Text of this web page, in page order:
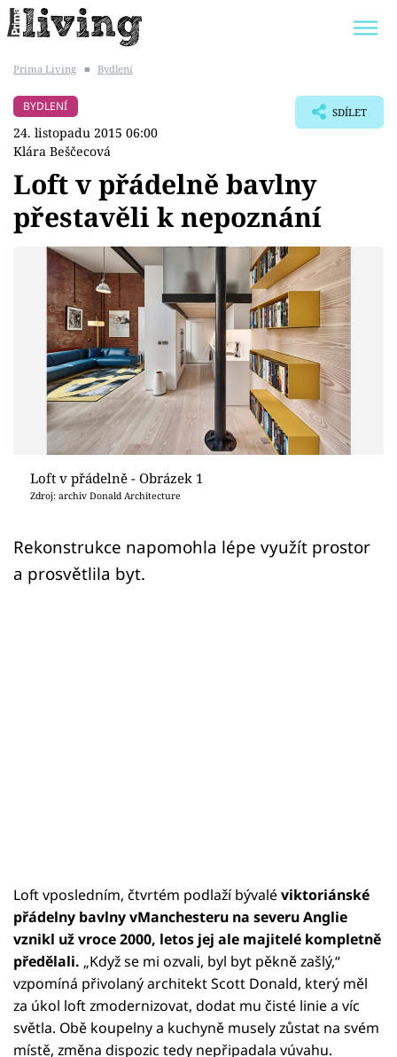
BYDLENÍ SLAVNÝCH
Témata
Bydlení
Zahrada
Design
Sledujte prima+
Přihlášení
Prima Living ■ Bydlení
BYDLENÍ
24. listopadu 2015 06:00
Klára Beščecová
SDÍLET
Loft v přádelně bavlny
přestavěli k nepoznání
Loft v přádelně - Obrázek 1
Zdroj: archiv Donald Architecture
Rekonstrukce napomohla lépe využít prostor
a prosvětlila byt.
Loft vposledním, čtvrtém podlaží bývaléviktoriánské
přádelny bavlny vManchesteru na severu Anglie
vznikl už vroce 2000, letos jej ale majitelé kompletně
předělali. „Když se mi ozvali, byl byt pěkně zašlý,“
vzpomíná přivolaný architekt Scott Donald, který měl
za úkol loft zmodernizovat, dodat mu čisté linie a víc
světla. Obě koupelny a kuchyně musely zůstat na svém
místě, změna dispozic tedy nepřipadala vúvahu.